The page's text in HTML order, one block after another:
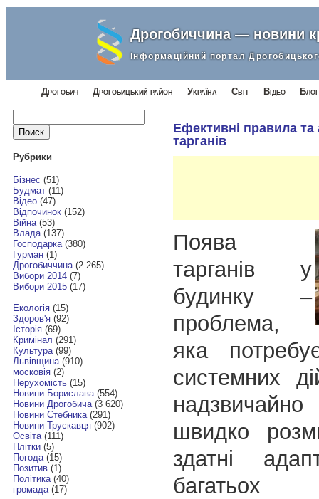
Дрогобиччина — новини
Інформаційний портал
Дрогобич Дрогобицький район Україна Світ Відео
Найти:
Рубрики
Бізнес (51)
Будмат(11)
Відео(47)
Відпочинок(152)
Війна(53)
Влада(137)
Господарка(380)
Гурман(1)
Дрогобиччина(2 265)
Вибори 2014(7)
Вибори 2015(17)
Екологія(15)
Здоров'я(92)
Історія(69)
Кримінал (291)
Культура(99)
Львівщина(910)
московія(2)
Нерухомість(15)
Новини Борислава(554)
Новини Дрогобича(3 620)
Новини Стебника(291)
Новини Трускавця(902)
Освіта(111)
Плітки(5)
Погода(15)
Позитив(1)
Політика(40)
громада(17)
Ефективні правила
тарганів
Поява
тарганів у
будинку –
проблема,
яка
системних
швидко
здатні